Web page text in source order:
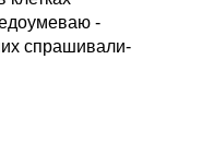
-
спрашивали-